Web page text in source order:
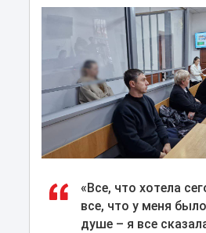
«Все, что хотела
все, что у меня
душе – я все